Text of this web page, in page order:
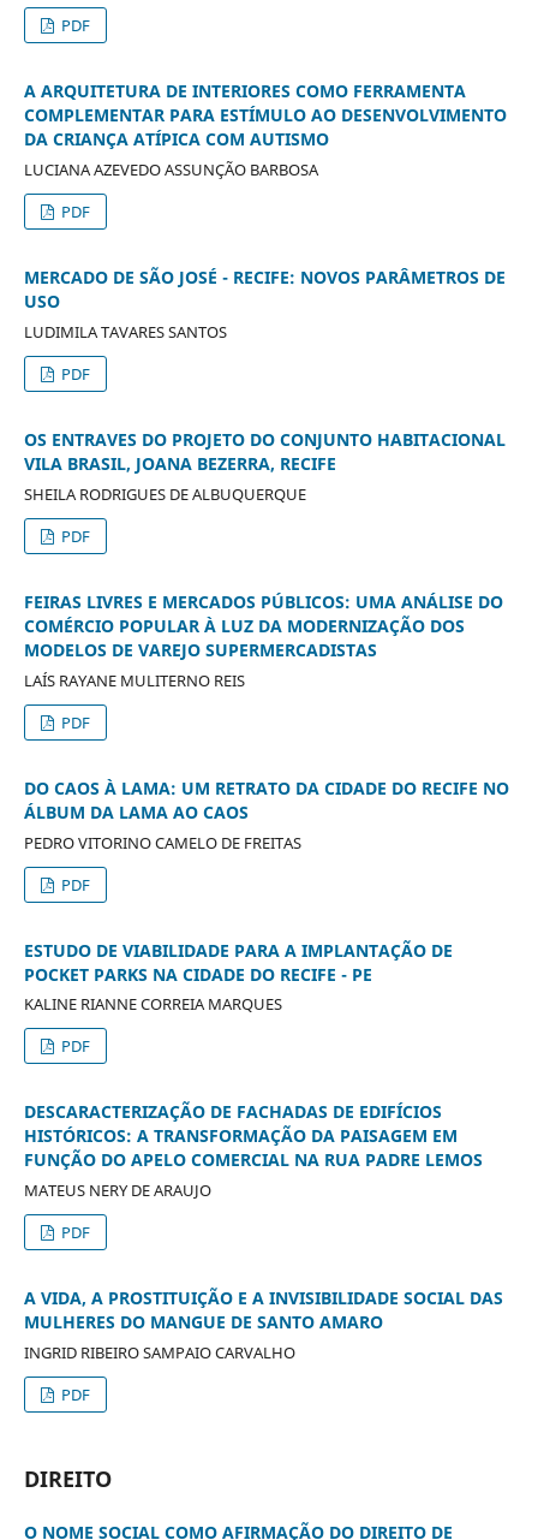
PDF
A ARQUITETURA DE INTERIORES COMO FERRAMENTA
COMPLEMENTAR PARA ESTÍMULO AO DESENVOLVIMENTO
DA CRIANÇA ATÍPICA COM AUTISMO
LUCIANA AZEVEDO ASSUNÇÃO BARBOSA
PDF
MERCADO DE SÃO JOSÉ - RECIFE: NOVOS PARÂMETROS DE
USO
LUDIMILA TAVARES SANTOS
PDF
OS ENTRAVES DO PROJETO DO CONJUNTO HABITACIONAL
VILA BRASIL, JOANA BEZERRA, RECIFE
SHEILA RODRIGUES DE ALBUQUERQUE
PDF
FEIRAS LIVRES E MERCADOS PÚBLICOS: UMA ANÁLISE DO
COMÉRCIO POPULAR À LUZ DA MODERNIZAÇÃO DOS
MODELOS DE VAREJO SUPERMERCADISTAS
LAÍS RAYANE MULITERNO REIS
PDF
DO CAOS À LAMA: UM RETRATO DA CIDADE DO RECIFE NO
ÁLBUM DA LAMA AO CAOS
PEDRO VITORINO CAMELO DE FREITAS
PDF
ESTUDO DE VIABILIDADE PARA A IMPLANTAÇÃO DE
POCKET PARKS NA CIDADE DO RECIFE - PE
KALINE RIANNE CORREIA MARQUES
PDF
DESCARACTERIZAÇÃO DE FACHADAS DE EDIFÍCIOS
HISTÓRICOS: A TRANSFORMAÇÃO DA PAISAGEM EM
FUNÇÃO DO APELO COMERCIAL NA RUA PADRE LEMOS
MATEUS NERY DE ARAUJO
PDF
A VIDA, A PROSTITUIÇÃO E A INVISIBILIDADE SOCIAL DAS
MULHERES DO MANGUE DE SANTO AMARO
INGRID RIBEIRO SAMPAIO CARVALHO
PDF
DIREITO
O NOME SOCIAL COMO AFIRMAÇÃO DO DIREITO DE